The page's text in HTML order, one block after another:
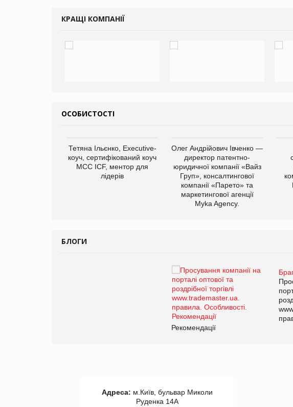
КРАЩІ КОМПАНІЇ
ОСОБИСТОСТІ
Тетяна Ільєнко, Executive-
коуч, сертифікований коуч
МСС ICF, ментор для
лідерів
Олег Андрійович Івченко —
директор патентно-
юридичної компанії «Вайз
Груп», консалтингової
компанії «Парето» та
маркетингової агенції
Myka Agency.
БЛОГИ
Рекомендації
Адреса: м.Київ, бульвар Миколи
Руденка 14А